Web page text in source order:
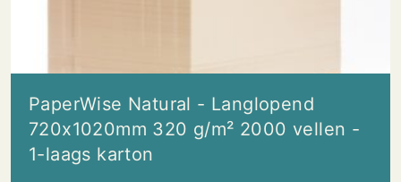
PaperWise Natural - Langlopend
720x1020mm 320 g/m² 2000 vellen -
1-laags karton